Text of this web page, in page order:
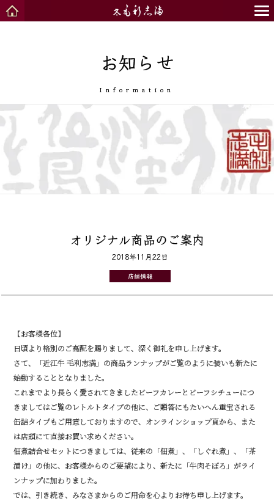
お知らせ
Information
オリジナル商品のご案内
2018年11月22日
店舗情報
【お客様各位】
日頃より格別のご高配を賜りまして、深く御礼を申し上げます。
さて、「近江牛 毛利志満」の商品ランナップがご覧のように装いも新たに
始動することとなりました。
これまでより長らく愛されてきましたビーフカレーとビーフシチューにつ
きましてはご覧のレトルトタイプの他に、ご贈答にもたいへん重宝される
缶詰タイプもご用意しておりますので、オンラインショップ頁から、また
は店頭にて直接お買い求めください。
佃煮詰合せセットにつきましては、従来の「佃煮」、「しぐれ煮」、「茶
漬け」の他に、お客様からのご要望により、新たに「牛肉そぼろ」がライ
ンナップに加わりました。
では、引き続き、みなさまからのご用命を心よりお待ち申し上げます。